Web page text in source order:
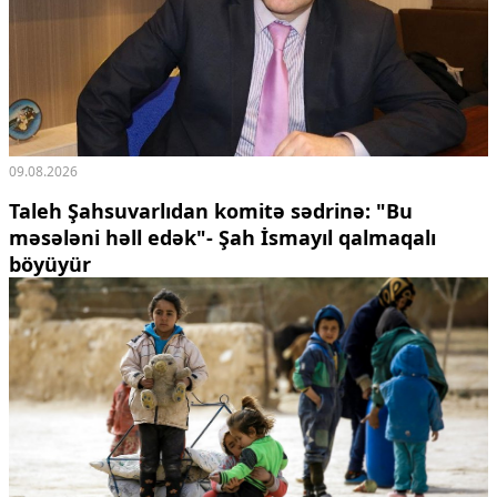
Ekologiya
Gənclər və İdman
Media və QHT
Hadisə
Sağlamlıq
Sosium
Texnologiya
Mətbuat-150
Əlaqə
Missiyamız
09.08.2026
Taleh Şahsuvarlıdan komitə sədrinə: "Bu
məsələni həll edək"- Şah İsmayıl qalmaqalı
böyüyür